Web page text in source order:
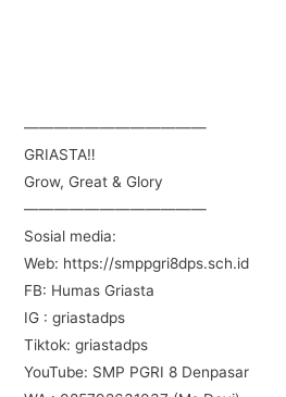
————————————
GRIASTA‼️
Grow, Great & Glory
————————————
Sosial media:
Web: https://smppgri8dps.sch.id
FB: Humas Griasta
IG : griastadps
Tiktok: griastadps
YouTube: SMP PGRI 8 Denpasar